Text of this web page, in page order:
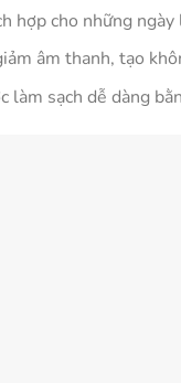
hợp cho những
âm thanh, tạo
làm sạch dễ dàng